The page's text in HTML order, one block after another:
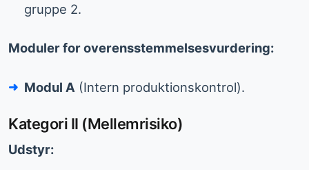
gruppe 2.
Moduler for overensstemmelsesvurdering:
Modul A (Intern produktionskontrol).
Kategori II (Mellemrisiko)
Udstyr: